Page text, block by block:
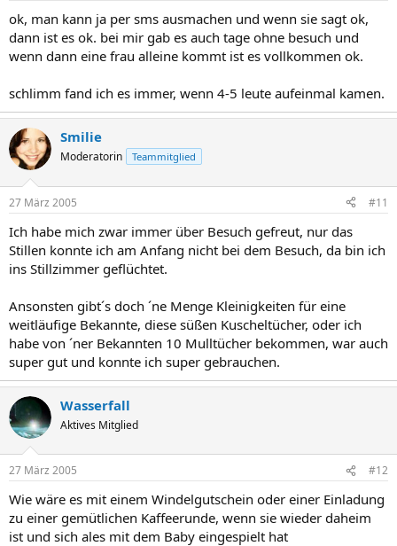
ok, man kann ja per sms ausmachen und wenn sie sagt ok,
dann ist es ok. bei mir gab es auch tage ohne besuch und
wenn dann eine frau alleine kommt ist es vollkommen ok.
schlimm fand ich es immer, wenn 4-5 leute aufeinmal kamen.
Smilie
Moderatorin Teammitglied
27 März 2005 #11
Ich habe mich zwar immer über Besuch gefreut, nur das
Stillen konnte ich am Anfang nicht bei dem Besuch, da bin ich
ins Stillzimmer geflüchtet.
Ansonsten gibt´s doch ´ne Menge Kleinigkeiten für eine
weitläufige Bekannte, diese süßen Kuscheltücher, oder ich
habe von ´ner Bekannten 10 Mulltücher bekommen, war auch
super gut und konnte ich super gebrauchen.
Wasserfall
Aktives Mitglied
27 März 2005 #12
Wie wäre es mit einem Windelgutschein oder einer Einladung
zu einer gemütlichen Kaffeerunde, wenn sie wieder daheim
ist und sich ales mit dem Baby eingespielt hat